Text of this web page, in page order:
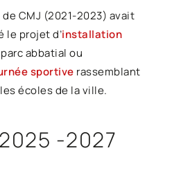
CMJ (2021-2023) avait
le projet d’installation
abbatial ou
sportive rassemblant
écoles de la ville.
2025 -2027